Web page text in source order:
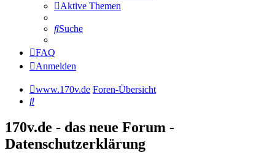
Aktive Themen
Suche
FAQ
Anmelden
www.170v.de Foren-Übersicht
Suche
170v.de - das neue Forum -
Datenschutzerklärung